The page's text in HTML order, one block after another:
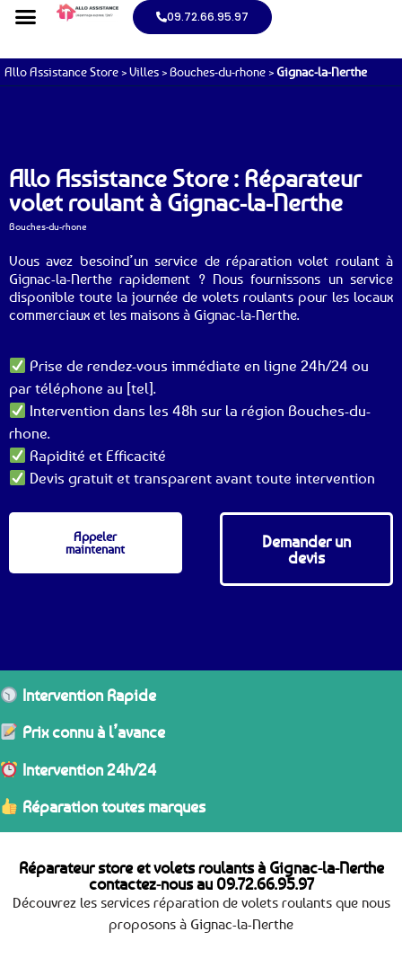
09.72.66.95.97
Allo Assistance Store >Villes >Bouches-du-rhone >Gignac-la-Nerthe
Allo Assistance Store : Réparateur
volet roulant à Gignac-la-Nerthe
Bouches-du-rhone
Vous avez besoind’un service de réparation volet roulant à
Gignac-la-Nerthe rapidement ? Nous fournissons un service
disponible toute la journée de volets roulants pour les locaux
commerciaux et les maisons à Gignac-la-Nerthe.
Prise de rendez-vous immédiate en ligne 24h/24 ou
par téléphone au [tel].
Intervention dans les 48h sur la région Bouches-du-
rhone.
Rapidité et Efficacité
Devis gratuit et transparent avant toute intervention
Appeler
maintenant
Demander un
devis
Intervention Rapide
Prix connu à l’avance
Intervention 24h/24
Réparation toutes marques
Réparateur store et volets roulants à Gignac-la-Nerthe
contactez-nous au 09.72.66.95.97
Découvrez les services réparation de volets roulants que nous
proposons à Gignac-la-Nerthe